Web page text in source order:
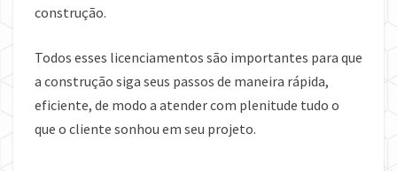
construção.
Todos esses licenciamentos são importantes para que
a construção siga seus passos de maneira rápida,
eficiente, de modo a atender com plenitude tudo o
que o cliente sonhou em seu projeto.